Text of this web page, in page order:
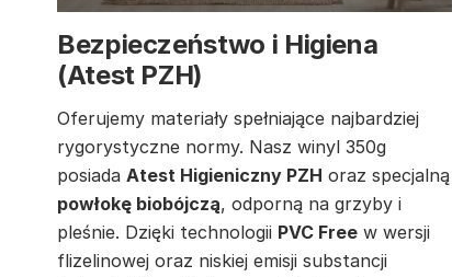
Bezpieczeństwo i Higiena
(Atest PZH)
Oferujemy materiały spełniające najbardziej
rygorystyczne normy. Nasz winyl 350g
posiada Atest Higieniczny PZH oraz specjalną
powłokę biobójczą, odporną na grzyby i
pleśnie. Dzięki technologii PVC Free w wersji
flizelinowej oraz niskiej emisji substancji